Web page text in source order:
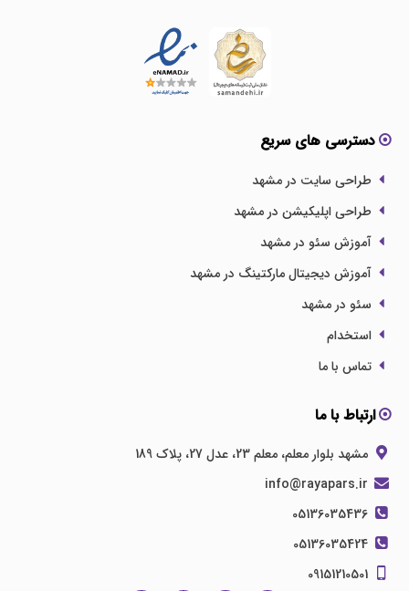
دسترسی های سریع
طراحی سایت در مشهد
طراحی اپلیکیشن در مشهد
آموزش سئو در مشهد
آموزش دیجیتال مارکتینگ در مشهد
سئو در مشهد
استخدام
تماس با ما
ارتباط با ما
مشهد بلوار معلم، معلم 23، عدل 27، پلاک 189
05136035436
05136035424
09151210501